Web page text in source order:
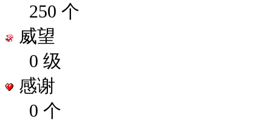
250 个
威望
0 级
感谢
0 个